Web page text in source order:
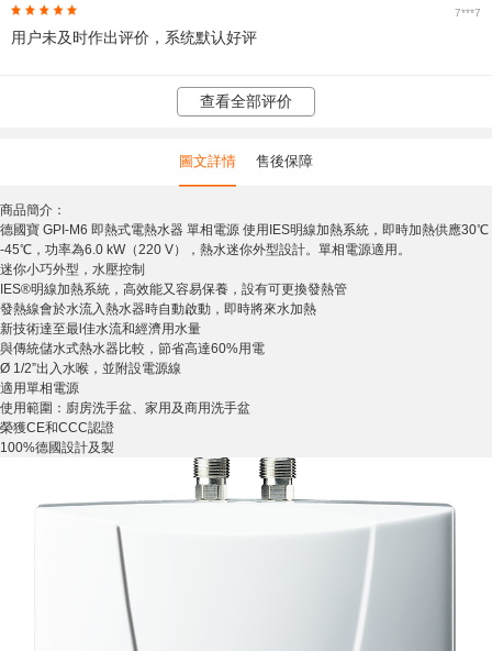
7***7
用户未及时作出评价，系统默认好评
查看全部评价
圖文詳情 售後保障
商品簡介：
德國寶 GPI-M6 即熱式電熱水器 單相電源 使用IES明線加熱系統，即時加熱供應30℃
-45℃，功率為6.0 kW（220 V），熱水迷你外型設計。單相電源適用。
迷你小巧外型，水壓控制
IES®明線加熱系統，高效能又容易保養，設有可更換發熱管
發熱線會於水流入熱水器時自動啟動，即時將來水加熱
新技術達至最l佳水流和經濟用水量
與傳統儲水式熱水器比較，節省高達60%用電
Ø 1/2”出入水喉，並附設電源線
適用單相電源
使用範圍：廚房洗手盆、家用及商用洗手盆
榮獲CE和CCC認證
100%德國設計及製